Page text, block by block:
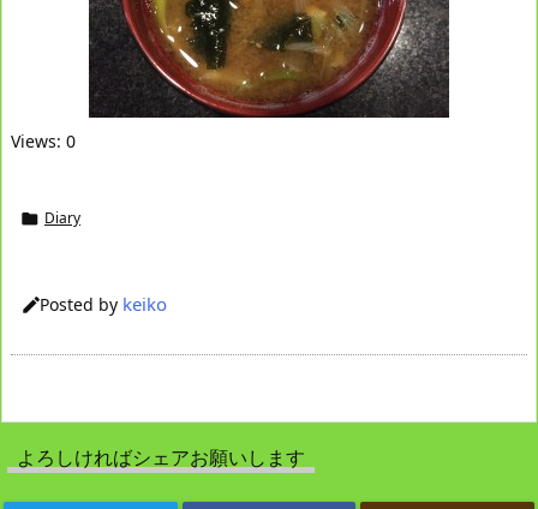
Views: 0
 Diary
Posted by keiko
よろしければシェアお願いします